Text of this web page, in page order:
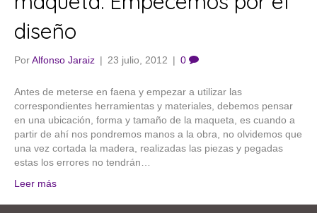
diseño
PorAlfonso Jaraiz | 23 julio, 2012 | 0
Antes de meterse en faena y empezar a utilizar las
correspondientes herramientas y materiales, debemos pensar
en una ubicación, forma y tamaño de la maqueta, es cuando a
partir de ahí nos pondremos manos a la obra, no olvidemos que
una vez cortada la madera, realizadas las piezas y pegadas
estas los errores no tendrán…
Leer más